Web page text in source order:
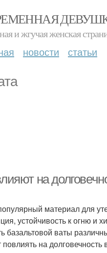
и жгучая женская
новости статьи
на
материал для
устойчивость к огню и
базальтовой ваты
на долговечность